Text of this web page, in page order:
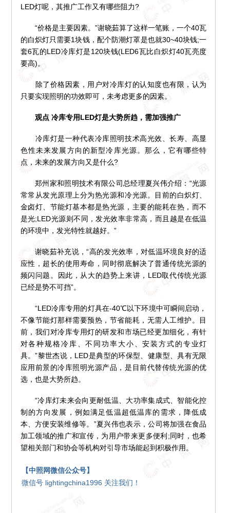
LED灯呢，其推广工作又有哪些阻力?
“价格是主要因素。”谢晓茹算了这样一笔账，一个40瓦
的白炽灯只需要1块钱，配个防潮灯罩是也就30~40块钱;一
套6瓦的LED冷库灯是120块钱(LED6瓦比白炽灯40瓦亮度
要高)。
除了价格因素，用户对冷库灯的认知度也有限，认为
只要实现照明的功效即可，未考虑更多的因素。
观点 冷库专用LED灯是大势所趋，需加强推广
冷库灯是一种代表冷库照明技术高光效、长寿、高显
色性未来发展方向的新型冷库光源。那么，它有哪些特
点，未来的发展方向又是什么?
郑州家和照明技术有限公司总经理夏兴伟介绍：“光源
常常从发光原理上分为热光源和冷光源。目前的白炽灯、
金卤灯、节能灯基本都是热光源，主要的能耗在热，而不
是光;LED光源则不同，发光效率非常高，而且越是在低温
的环境中，发光特性就越好。”
谢晓茹补充说，“高的发光效率，对低温环境良好的适
应性，超长的使用寿命，同时彻底解决了普通传统光源的
频闪问题。因此，从大的趋势上来讲，LED取代传统光源
已经是势不可挡”。
“LED冷库专用的灯具在-40℃以下环境中可瞬间启动，
不像节能灯那样需要预热，节省能耗，无需人工维护。目
前，我们对冷库专用灯的研发和市场已经更加细化，有针
对各种规格冷库、不同功率大小、安装方式的专业灯
具。”黎世杰说，LED是典型的环保型、健康型、具有无限
应用前景的冷库照明光源产品，是目前代替传统光源的优
选，也是大势所趋。
“冷库灯未来会向更耐低温、大功率集成式、智能化控
制的方向发展，例如满足低温超低温库的需求，降低成
本、方便安装维修等。”夏兴伟也表示，公司将加强在食品
加工领域的推广和宣传，为用户带来更多便利;同时，也希
望相关部门和协会等机构对引导市场能起到积极作用。
【中照网微信公众号】
微信号 lightingchina1996 关注我们！